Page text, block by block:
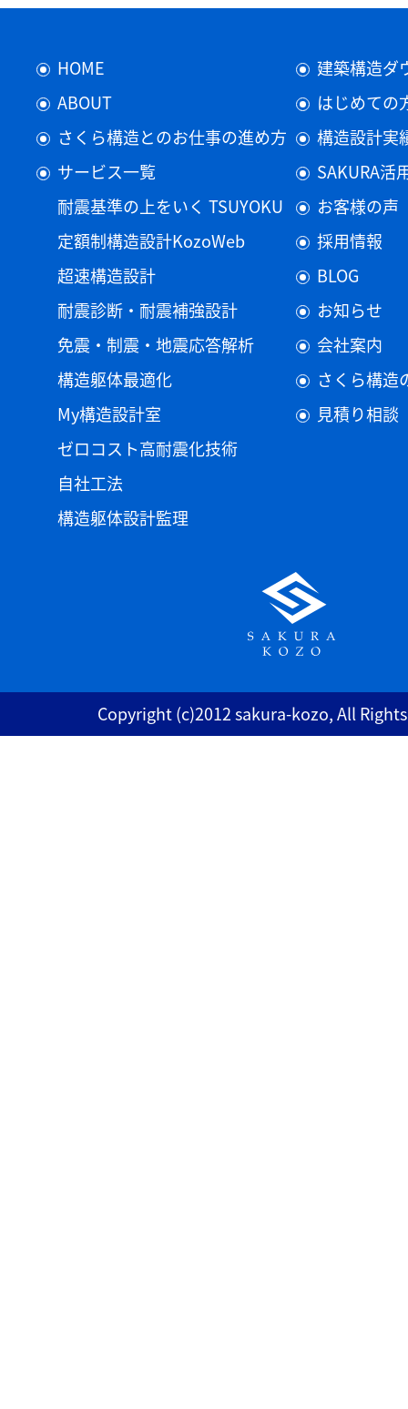
HOME
ABOUT
さくら構造とのお仕事の進め方
サービス一覧
耐震基準の上をいく TSUYOKU
定額制構造設計KozoWeb
超速構造設計
耐震診断・耐震補強設計
免震・制震・地震応答解析
構造躯体最適化
My構造設計室
ゼロコスト高耐震化技術
自社工法
構造躯体設計監理
建築構造ダ
はじめての
構造設計実
SAKURA活
お客様の声
採用情報
BLOG
お知らせ
会社案内
さくら構造
見積り相談
Copyright (c)2012 sakura-kozo, All